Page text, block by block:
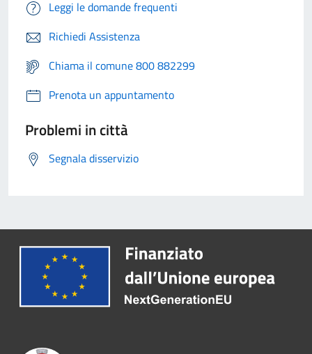
Leggi le domande frequenti
Richiedi Assistenza
Chiama il comune 800 882299
Prenota un appuntamento
Problemi in città
Segnala disservizio